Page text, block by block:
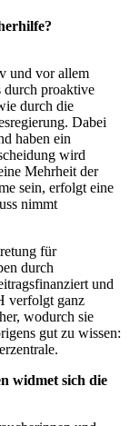
und vor allem
durch proaktive
durch die
Dabei
haben ein
wird
Mehrheit der
sein, erfolgt eine
nimmt
für
durch
und
verfolgt ganz
wodurch sie
gut zu wissen:
widmet sich die